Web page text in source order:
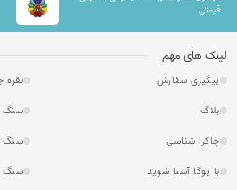
قیمتی
لینک های مهم
پیگیری سفارش
نقره
بلاگ
سنگ
چاکرا شناسی
سنگ
با یوگا آشنا شوید
سنگ